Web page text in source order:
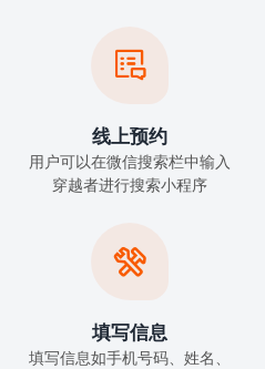

线上预约
用户可以在微信搜索栏中输入
穿越者进行搜索小程序

填写信息
填写信息如手机号码、姓名、